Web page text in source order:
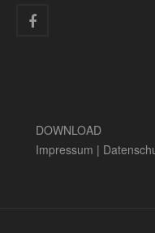
DOWNLOAD
Impressum |